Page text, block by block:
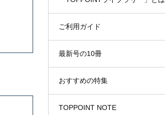
ご利用ガイド
最新号の10冊
おすすめの特集
TOPPOINT NOTE